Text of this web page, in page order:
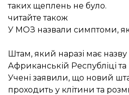
таких щеплень не було.
читайте також
У МОЗ назвали симптоми,
Штам, який наразі має назву
Африканській Республіці
Учені заявили, що новий
проходить у клітини та